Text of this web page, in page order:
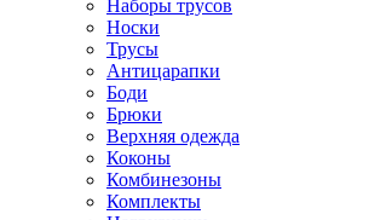
Наборы трусов
Носки
Трусы
Антицарапки
Боди
Брюки
Верхняя одежда
Коконы
Комбинезоны
Комплекты